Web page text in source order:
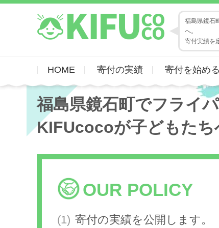
福島県鏡石
へ。
寄付実績を
HOME 寄付の実績 寄付を始める
福島県鏡石町でフライ
KIFUcocoが子どもたち
OUR POLICY
寄付の実績を公開します。